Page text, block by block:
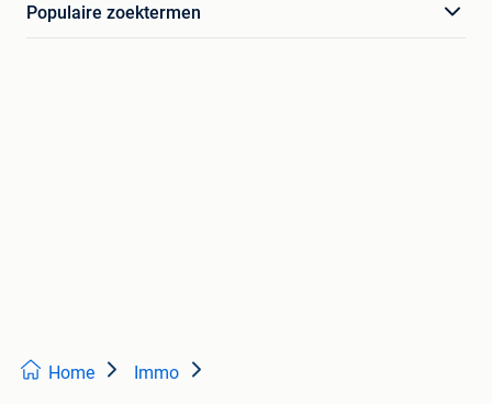
Populaire zoektermen
Home Immo